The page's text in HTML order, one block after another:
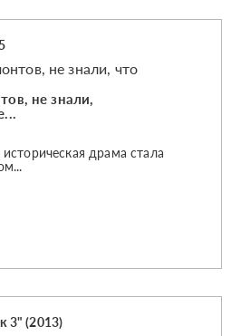
не знали,
драма стала
3" (2013)